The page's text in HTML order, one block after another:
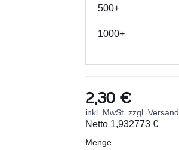
500+
1000+
2,30 €
inkl. MwSt. zzgl. Versand
Netto 1,932773 €
Menge